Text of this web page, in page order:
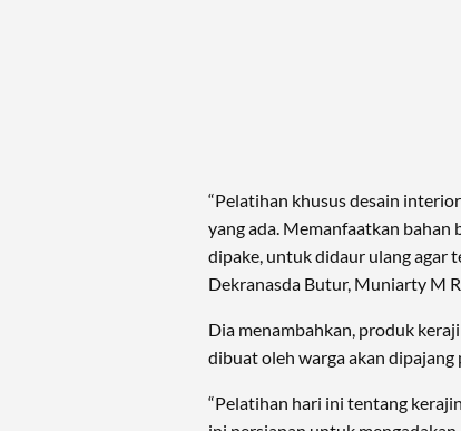
“Pelatihan khusus desain
yang ada. Memanfaatkan
dipake, untuk didaur ulang agar
Dekranasda Butur, Muniarty M
Dia menambahkan, produk
dibuat oleh warga akan
“Pelatihan hari ini tentang